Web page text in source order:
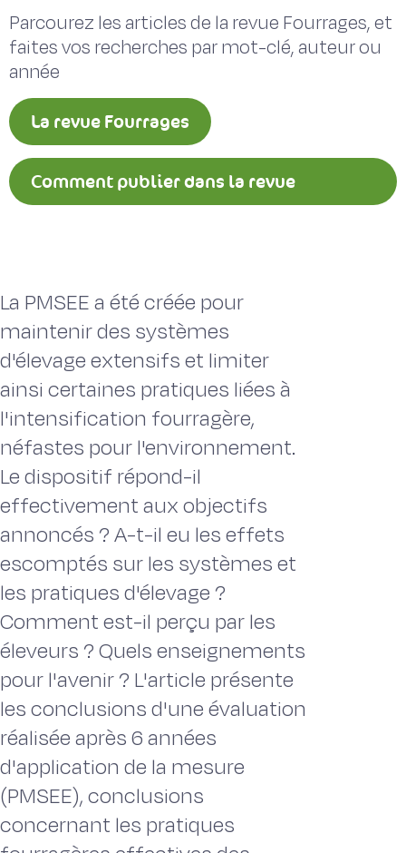
Parcourez les articles de la revue Fourrages, et
faites vos recherches par mot-clé, auteur ou
année
La revue Fourrages
Comment publier dans la revue
La PMSEE a été créée pour
maintenir des systèmes
d'élevage extensifs et limiter
ainsi certaines pratiques liées à
l'intensification fourragère,
néfastes pour l'environnement.
Le dispositif répond-il
effectivement aux objectifs
annoncés ? A-t-il eu les effets
escomptés sur les systèmes et
les pratiques d'élevage ?
Comment est-il perçu par les
éleveurs ? Quels enseignements
pour l'avenir ? L'article présente
les conclusions d'une évaluation
réalisée après 6 années
d'application de la mesure
(PMSEE), conclusions
concernant les pratiques